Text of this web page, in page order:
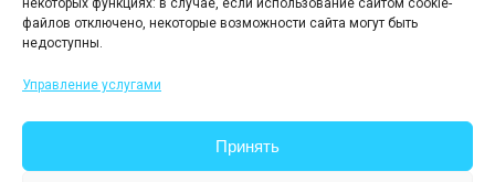
некоторых функциях: в случае, если использование сайтом cookie-
файлов отключено, некоторые возможности сайта могут быть
недоступны.
Управление услугами
Принять
12/16 1й Спасоналивковский
переулок
Другие контакты